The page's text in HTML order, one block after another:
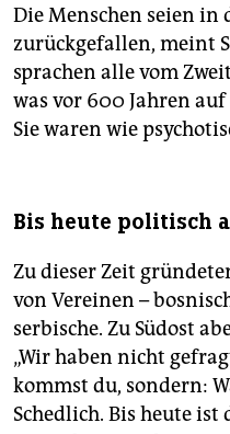
Die Menschen seien in
zurückgefallen, meint
sprachen alle vom
was vor 600 Jahren
Sie waren wie
Bis heute politisch
Zu dieser Zeit
von Vereinen –
serbische. Zu Südost
„Wir haben nicht
kommst du, sondern:
Schedlich. Bis heute